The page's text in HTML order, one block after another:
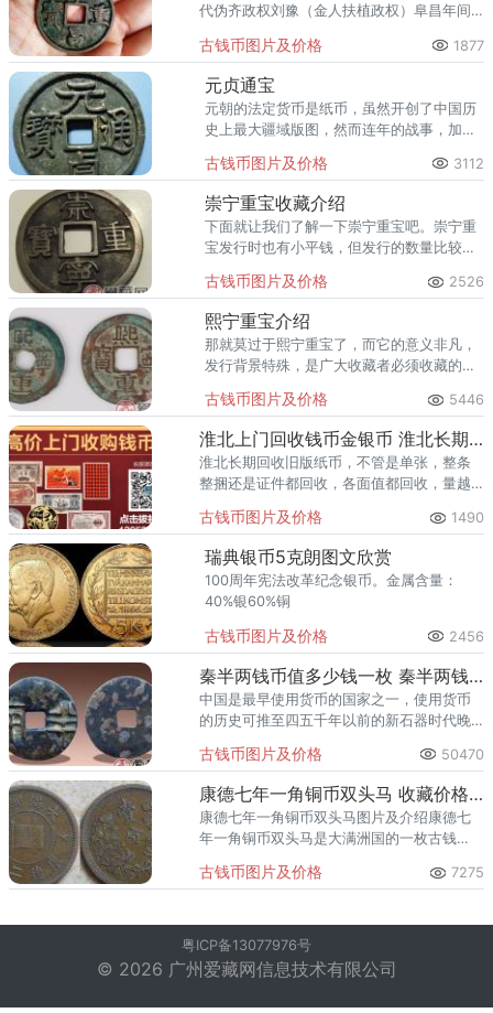
代伪齐政权刘豫（金人扶植政权）阜昌年间
古钱币图片及价格 1877
元贞通宝
元朝的法定货币是纸币，虽然开创了中国历
史上最大疆域版图，然而连年的战事，加上
属稀缺，民间流通的往朝铸币以及铜器必须
上缴朝廷。
古钱币图片及价格 3112
崇宁重宝收藏介绍
下面就让我们了解一下崇宁重宝吧。崇宁重
宝发行时也有小平钱，但发行的数量比较
合普通收藏者拥有。
古钱币图片及价格 2526
熙宁重宝介绍
那就莫过于熙宁重宝了，而它的意义非凡，
发行背景特殊，是广大收藏者必须收藏的珍
钱币是北宋时期发行用来花的，使用率比较
高。
古钱币图片及价格 5446
淮北上门回收钱币金银币 淮北长期回收第一二三四套人民币
淮北长期回收旧版纸币，不管是单张，整条
整捆还是证件都回收，各面值都回收，量越
询。
古钱币图片及价格 1490
瑞典银币5克朗图文欣赏
100周年宪法改革纪念银币。金属含量：
40%银60%铜
古钱币图片及价格 2456
秦半两钱币值多少钱一枚 秦半两钱币市场价值
中国是最早使用货币的国家之一，使用货币
的历史可推至四五千年以前的新石器时代晚
有很高的收藏价值，如今的市场价格也是居
高不下。
古钱币图片及价格 50470
康德七年一角铜币双头马 收藏价格高不高
康德七年一角铜币双头马图片及介绍康德七
年一角铜币双头马是大满洲国的一枚古钱
就当上了皇帝，年号就改为康德。
古钱币图片及价格 7275
粤ICP备13077976号
© 2026 广州爱藏网信息技术有限公司